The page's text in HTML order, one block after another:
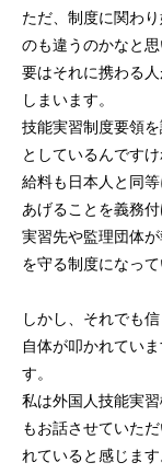
ただ、制度に関わ
のも違うのかなと思
要はそれに携わる
しまいます。
技能実習制度要領
としているんですけ
給料も日本人と同
あげることを義務付
実習先や監理団体
を守る制度になって
しかし、それでも
自体が叩かれてい
す。
私は外国人技能実
もお話させていた
れていると感じま